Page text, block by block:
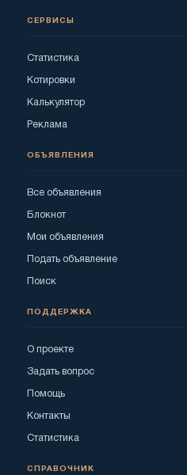
СЕРВИСЫ
Статистика
Котировки
Калькулятор
Реклама
ОБЪЯВЛЕНИЯ
Все объявления
Блокнот
Мои объявления
Подать объявление
Поиск
ПОДДЕРЖКА
О проекте
Задать вопрос
Помощь
Контакты
Статистика
СПРАВОЧНИК